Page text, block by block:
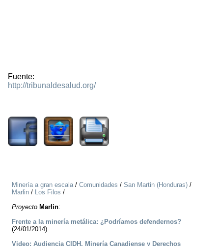
Fuente:
http://tribunaldesalud.org/
Minería a gran escala/ Comunidades / San Martin (Honduras) /
Marlin / Los Filos /
Proyecto Marlin:
Frente a la minería metálica: ¿Podríamos defendernos?
(24/01/2014)
Video: Audiencia CIDH, Minería Canadiense y Derechos